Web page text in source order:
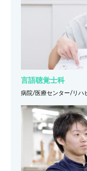
言語聴覚士科
病院/医療センター/リハ